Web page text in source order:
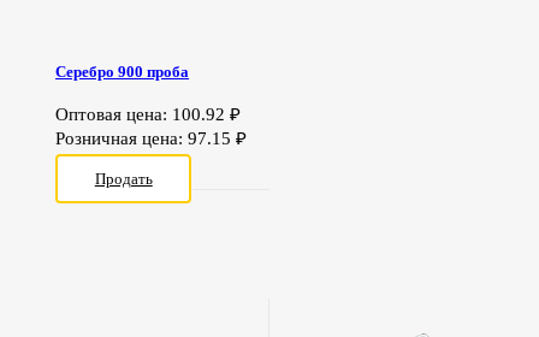
Серебро 900 проба
Оптовая цена: 100.92₽
Розничная цена:97.15₽
Продать